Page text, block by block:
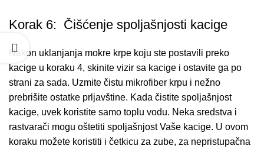
Korak 6: Čišćenje spoljašnjosti kacige
Nakon uklanjanja mokre krpe koju ste postavili preko
kacige u koraku 4, skinite vizir sa kacige i ostavite ga po
strani za sada. Uzmite čistu mikrofiber krpu i nežno
prebrišite ostatke prljavštine. Kada čistite spoljašnjost
kacige, uvek koristite samo toplu vodu. Neka sredstva i
rastvarači mogu oštetiti spoljašnjost Vaše kacige. U ovom
koraku možete koristiti i četkicu za zube, za nepristupačna